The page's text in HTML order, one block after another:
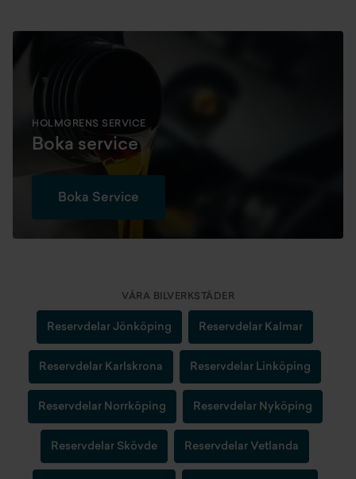
HOLMGRENS SERVICE
Boka service
Boka Service
VÅRA BILVERKSTÄDER
Reservdelar Jönköping Reservdelar Kalmar
Reservdelar Karlskrona Reservdelar Linköping
Reservdelar Norrköping Reservdelar Nyköping
Reservdelar Skövde Reservdelar Vetlanda